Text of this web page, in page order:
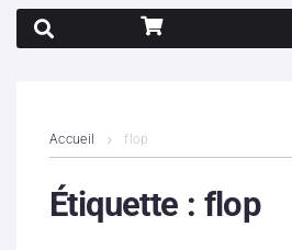
Contenus litigieux
Accueil flop
Étiquette : flop